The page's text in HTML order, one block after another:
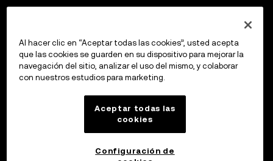
Calculadora de criptomonedas
Al hacer clic en “Aceptar todas las cookies”, usted acepta
que las cookies se guarden en su dispositivo para mejorar la
navegación del sitio, analizar el uso del mismo, y colaborar
con nuestros estudios para marketing.
Aceptar todas las
cookies
Configuración de